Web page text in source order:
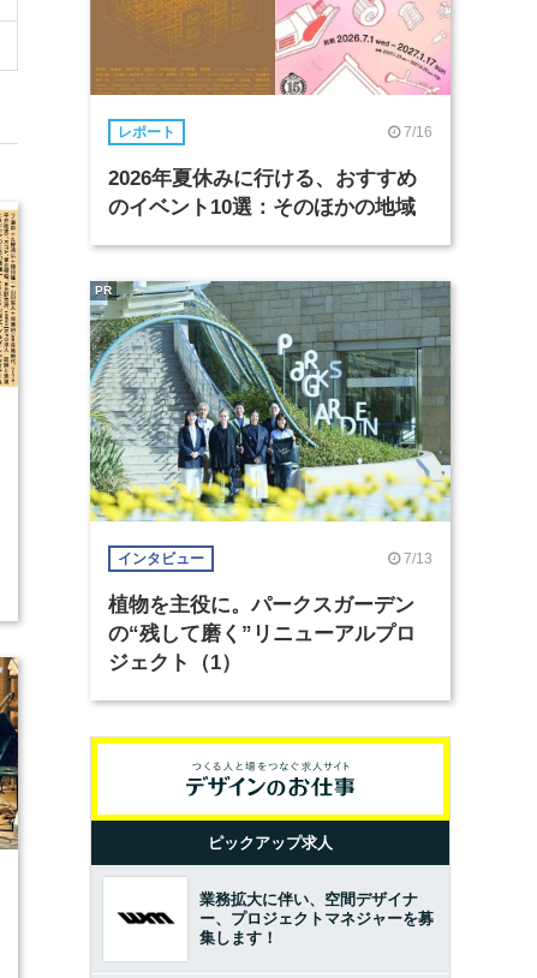
レポート 7/16
2026年夏休みに行ける、おすすめ
のイベント10選：そのほかの地域
インタビュー 7/13
植物を主役に。パークスガーデン
の“残して磨く”リニューアルプロ
ジェクト（1）
PR
ピックアップ求人
業務拡大に伴い、空間デザイナ
ー、プロジェクトマネジャーを募
集します！